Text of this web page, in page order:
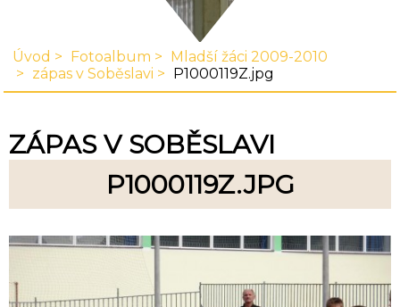
Úvod Fotoalbum
Mladší žáci 2009-2010
zápas v Soběslavi
P1000119Z.jpg
ZÁPAS V SOBĚSLAVI
P1000119Z.JPG